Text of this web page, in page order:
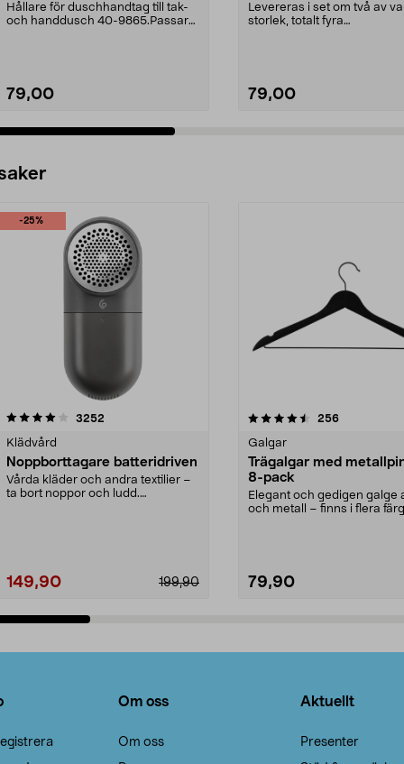
Hållare för duschhandtag till tak-
och handdusch 40-9865.Passar
79,00
Levereras i set om två av
storlek, totalt fyra
79,00
-25%
3252
Klädvård
Noppborttagare batteridriven
Vårda kläder och andra textilier –
ta bort noppor och ludd.
199,90
149,90
4.5av 5 stjärnor 256recensioner
Galgar
Trägalgar med
8-pack
Elegant och gedigen galge
och metall – finns i flera
79,90
4.0av 5 stjärnor
Om oss
Om oss
Aktuellt
Presenter